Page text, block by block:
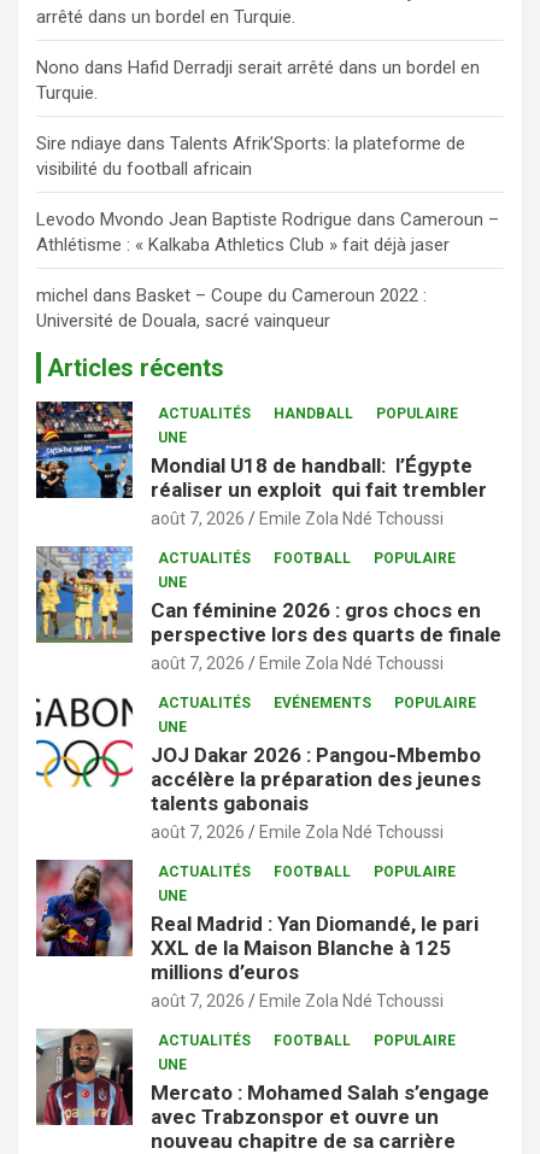
arrêté dans un bordel en Turquie.
Nono dans Hafid Derradji serait arrêté dans un bordel en
Turquie.
Sire ndiaye dans Talents Afrik’Sports: la plateforme de
visibilité du football africain
Levodo Mvondo Jean Baptiste Rodrigue dans Cameroun –
Athlétisme : « Kalkaba Athletics Club » fait déjà jaser
michel dans Basket – Coupe du Cameroun 2022 :
Université de Douala, sacré vainqueur
Articles récents
ACTUALITÉS HANDBALL
POPULAIRE
UNE
Mondial U18 de handball: l’Égypte
réaliser un exploit qui fait trembler
août 7, 2026 Emile Zola Ndé Tchoussi
ACTUALITÉS FOOTBALL
POPULAIRE
UNE
Can féminine 2026 : gros chocs en
perspective lors des quarts de finale
août 7, 2026 Emile Zola Ndé Tchoussi
ACTUALITÉS EVÉNEMENTS
POPULAIRE
UNE
JOJ Dakar 2026 : Pangou-Mbembo
accélère la préparation des jeunes
talents gabonais
août 7, 2026 Emile Zola Ndé Tchoussi
ACTUALITÉS FOOTBALL
POPULAIRE
UNE
Real Madrid : Yan Diomandé, le pari
XXL de la Maison Blanche à 125
millions d’euros
août 7, 2026 Emile Zola Ndé Tchoussi
ACTUALITÉS FOOTBALL
POPULAIRE
UNE
Mercato : Mohamed Salah s’engage
avec Trabzonspor et ouvre un
nouveau chapitre de sa carrière